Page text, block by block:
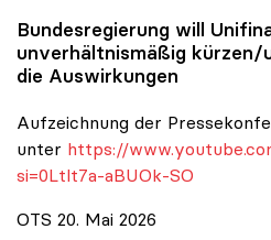
Bundesregierung will
unverhältnismäßig kürzen/
die Auswirkungen
Aufzeichnung der
unter https://
si=0Ltlt7a-aBUOk-SO
OTS 20. Mai 2026